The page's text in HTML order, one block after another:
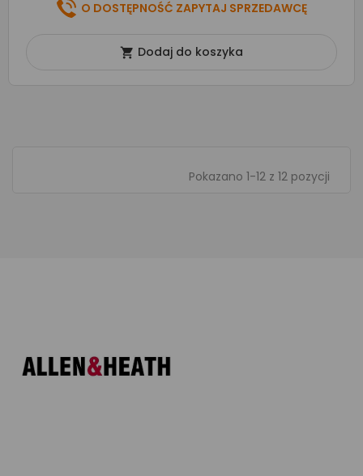
O DOSTĘPNOŚĆ ZAPYTAJ SPRZEDAWCĘ
 Dodaj do koszyka
Pokazano 1-12 z 12 pozycji